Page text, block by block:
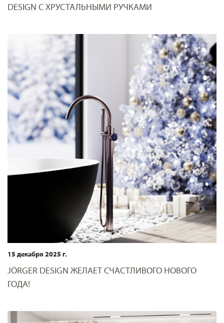
DESIGN С ХРУСТАЛЬНЫМИ РУЧКАМИ
15 декабря 2025 г.
JÖRGER DESIGN ЖЕЛАЕТ СЧАСТЛИВОГО НОВОГО
ГОДА!